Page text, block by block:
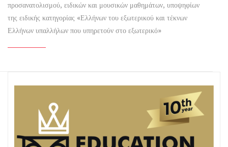
προσανατολισμού, ειδικών και μουσικών μαθημάτων, υποψηφίων
της ειδικής κατηγορίας «Ελλήνων του εξωτερικού και τέκνων
Ελλήνων υπαλλήλων που υπηρετούν στο εξωτερικό»